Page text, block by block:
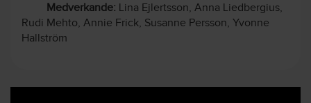
Medverkande: Lina Ejlertsson, Anna Liedbergius,
Rudi Mehto, Annie Frick, Susanne Persson, Yvonne
Hallström